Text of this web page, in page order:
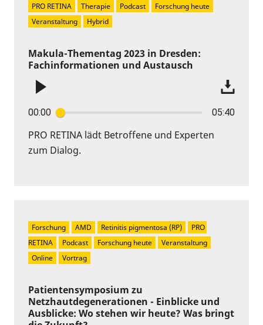
Makula-Thementag 2023 in Dresden:
Fachinformationen und Austausch
00:00 05:40
PRO RETINA lädt Betroffene und Experten
zum Dialog.
PRO RETINA Therapie Podcast
Forschung heute
Veranstaltung
Hybrid
Patientensymposium zu
Netzhautdegenerationen - Einblicke und
Ausblicke: Wo stehen wir heute? Was bringt
Forschung AMD Retinitis pigmentosa (RP)
PRO
RETINA
Podcast Forschung heute
Veranstaltung
Online
Vortrag